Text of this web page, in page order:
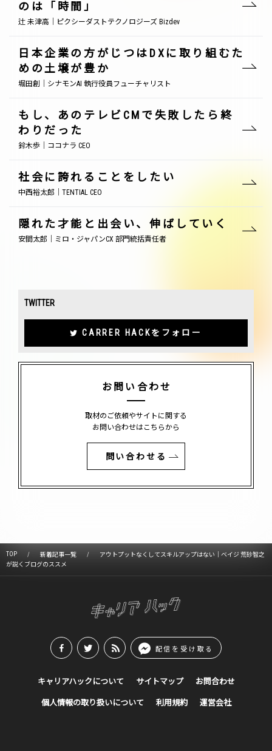
のは「時間」
辻 未津高｜ピクシーダストテクノロジーズ Bizdev
日本企業の方がじつはDXに取り組むた
めの土壌が豊か
堀田創｜シナモンAI 執行役員フューチャリスト
もし、あのテレビCMで失敗したら終
わりだった
鈴木歩｜ココナラ CEO
社会に誇れることをしたい
中西裕太郎｜TENTIAL CEO
隠れた才能と出会い、伸ばしていく
安間太郎｜ミロ・ジャパンCX 部門統括責任者
TWITTER
CARRER HACKをフォロー
お問い合わせ
取材のご依頼やサイトに関する
お問い合わせはこちらから
問い合わせる
TOP 新着記事一覧
アウトプットなくしてスキルアップはない｜ベイジ 荒砂智之
が説くブログのススメ
配信を受け取る
キャリアハックについて サイトマップ お問合わせ
個人情報の取り扱いについて 利用規約 運営会社